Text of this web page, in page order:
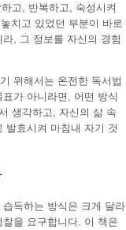
고, 반복하고, 숙성시켜
치고 있었던 부분이 바로
, 그 정보를 자신의 경험
위해서는 온전한 독서법
가 아니라면, 어떤 방식
생각하고, 자신의 삶 속
발효시켜 마침내 자기 것
득하는 방식은 크게 달라
을 요구합니다. 이 책은